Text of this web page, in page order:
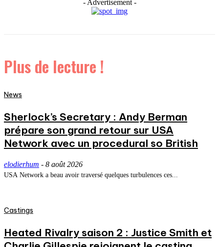
- Advertisement -
Plus de lecture !
News
Sherlock’s Secretary : Andy Berman
prépare son grand retour sur USA
Network avec un procedural so British
elodierhum - 8 août 2026
USA Network a beau avoir traversé quelques turbulences ces...
Castings
Heated Rivalry saison 2 : Justice Smith et